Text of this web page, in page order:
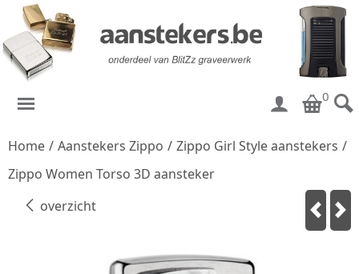
0
Home / Aanstekers Zippo / Zippo Girl Style aanstekers /
Zippo Women Torso 3D aansteker
overzicht